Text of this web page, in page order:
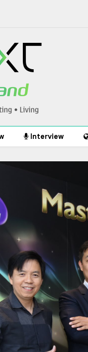
Interview